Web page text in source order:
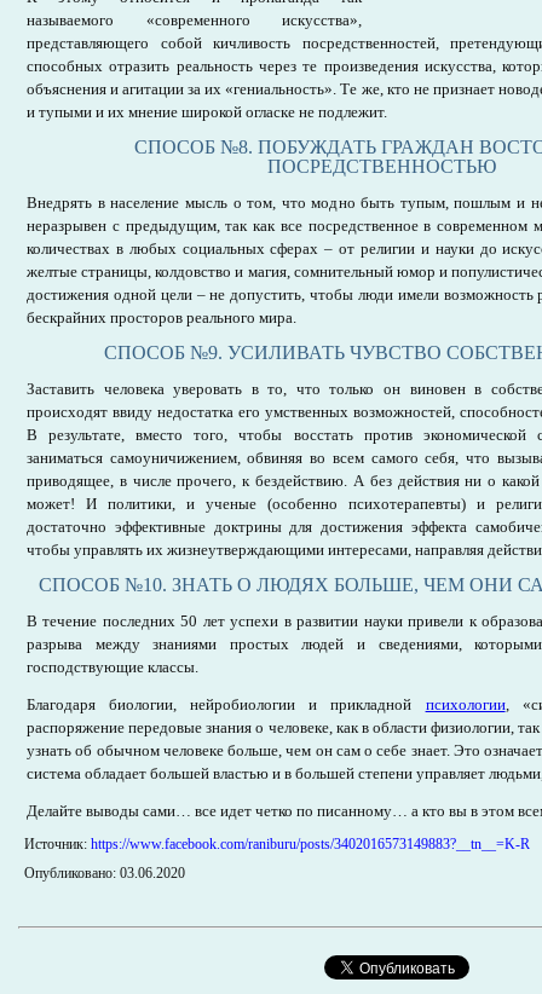
называемого «современного искусства»,
представляющего собой кичливость посредственностей,
способных отразить реальность через те произведения искусства,
объяснения и агитации за их «гениальность». Те же, кто не признает
и тупыми и их мнение широкой огласке не подлежит.
СПОСОБ №8. ПОБУЖДАТЬ ГРАЖДАН
ПОСРЕДСТВЕННОСТЬЮ
Внедрять в население мысль о том, что модно быть тупым, пошлым и
неразрывен с предыдущим, так как все посредственное в современном
количествах в любых социальных сферах – от религии и науки до
желтые страницы, колдовство и магия, сомнительный юмор и
достижения одной цели – не допустить, чтобы люди имели возможность
бескрайних просторов реального мира.
СПОСОБ №9. УСИЛИВАТЬ ЧУВСТВО
Заставить человека уверовать в то, что только он виновен в
происходят ввиду недостатка его умственных возможностей,
В результате, вместо того, чтобы восстать против экономической
заниматься самоуничижением, обвиняя во всем самого себя, что
приводящее, в числе прочего, к бездействию. А без действия ни о
может! И политики, и ученые (особенно психотерапевты) и
достаточно эффективные доктрины для достижения эффекта
чтобы управлять их жизнеутверждающими интересами, направляя
СПОСОБ №10. ЗНАТЬ О ЛЮДЯХ БОЛЬШЕ, ЧЕМ ОНИ
В течение последних 50 лет успехи в развитии науки привели к
разрыва между знаниями простых людей и сведениями,
господствующие классы.
Благодаря биологии, нейробиологии и прикладной психологии,
распоряжение передовые знания о человеке, как в области физиологии,
узнать об обычном человеке больше, чем он сам о себе знает. Это
система обладает большей властью и в большей степени управляет
Делайте выводы сами… все идет четко по писанному… а кто вы в этом
Источник: https://www.facebook.com/raniburu/posts/3402016573149883?__tn__=K-R
Опубликовано: 03.06.2020